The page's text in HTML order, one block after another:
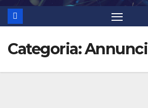
Categoria:Annunci